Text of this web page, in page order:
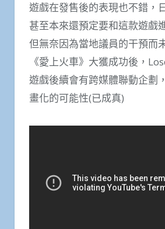
遊戲在發售後的表現也不錯，
甚至本來還預定要和這款遊戲
但無奈因為當地議員的干預而
《愛上火車》大獲成功後，
遊戲後續會有跨媒體聯動企劃
畫化的可能性(已成真)